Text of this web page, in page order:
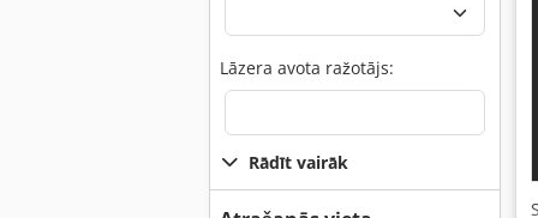
Lāzera avota ražotājs:
Rādīt vairāk